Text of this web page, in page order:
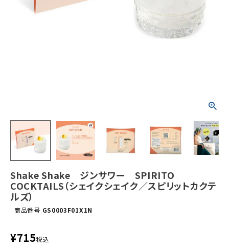
Shake Shake ジンサワー SPIRITO
COCKTAILS（シェイクシェイク／スピリットカクテ
ルズ）
商品番号 GS0003F01X1N
¥715税込